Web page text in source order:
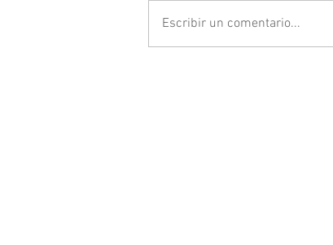
Escribir un comentario...